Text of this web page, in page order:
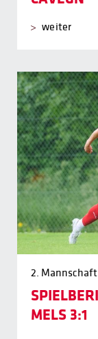
weiter
2. Mannschaft
MELS 3:1